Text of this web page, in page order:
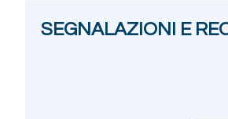
SEGNALAZIONI E